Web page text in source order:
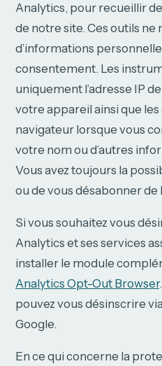
Analytics, pour recueillir
de notre site. Ces outils ne
d’informations
consentement. Les
uniquement l’adresse IP
votre appareil ainsi que
navigateur lorsque vous
votre nom ou d’autres
Vous avez toujours la
ou de vous désabonner de
Si vous souhaitez vous
Analytics et ses services
installer le module
Analytics Opt-Out Browser
pouvez vous désinscrire
Google.
En ce qui concerne la